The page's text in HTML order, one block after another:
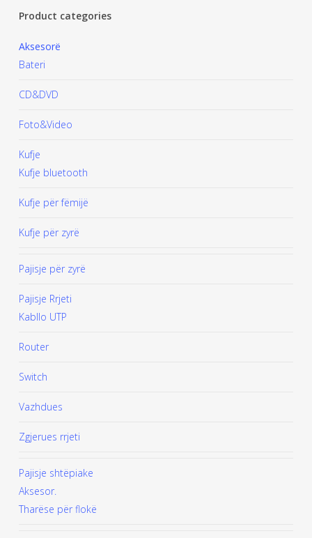
Product categories
Aksesorë
Bateri
CD&DVD
Foto&Video
Kufje
Kufje bluetooth
Kufje për fëmijë
Kufje për zyrë
Pajisje për zyrë
Pajisje Rrjeti
Kabllo UTP
Router
Switch
Vazhdues
Zgjerues rrjeti
Pajisje shtëpiake
Aksesor.
Tharëse për flokë